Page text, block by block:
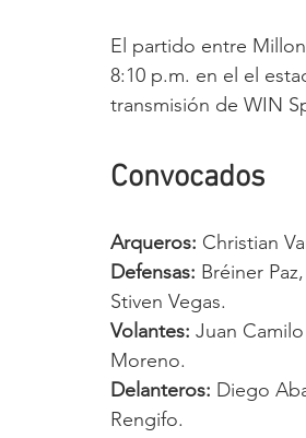
El partido entre
8:10 p.m. en el el
transmisión de WIN
Convocados
Arqueros: Christian
Defensas: Bréiner
Stiven Vegas.
Volantes: Juan
Moreno.
Delanteros: Diego
Rengifo.